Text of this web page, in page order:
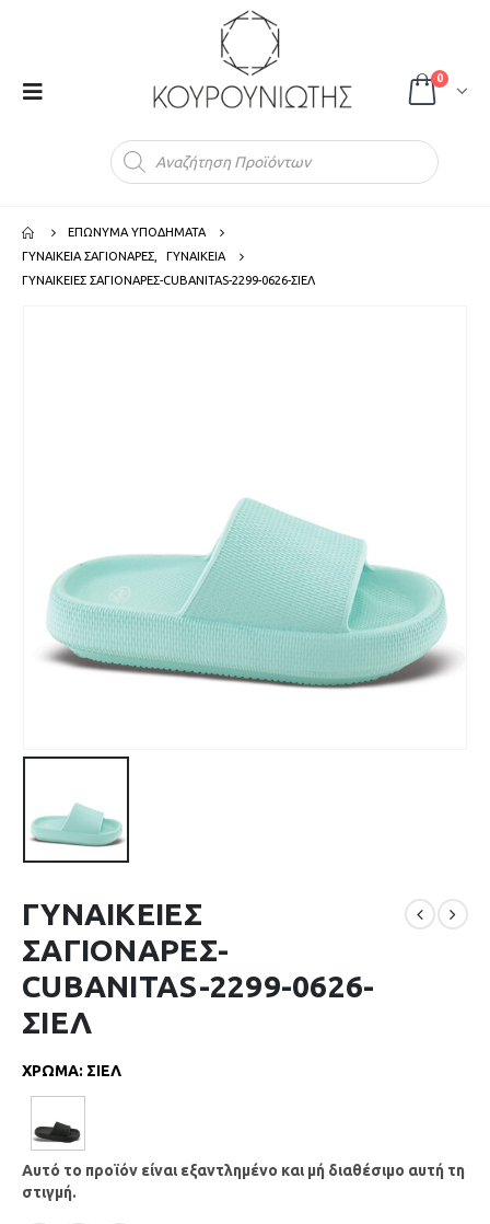
0
ΕΠΩΝΥΜΑ ΥΠΟΔΗΜΑΤΑ
ΓΥΝΑΙΚΕΙΑ ΣΑΓΙΟΝΑΡΕΣ
ΓΥΝΑΙΚΕΙΑ
ΓΥΝΑΙΚΕΙΕΣ ΣΑΓΙΟΝΑΡΕΣ-CUBANITAS-2299-0626-ΣΙΕΛ
ΓΥΝΑΙΚΕΙΕΣ
ΣΑΓΙΟΝΑΡΕΣ-
CUBANITAS-2299-0626-
ΣΙΕΛ
ΧΡΩΜΑ: ΣΙΕΛ
Αυτό το προϊόν είναι εξαντλημένο και μή διαθέσιμο αυτή τη
στιγμή.